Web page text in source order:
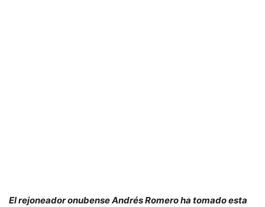
El rejoneador onubense Andrés Romero ha tomado esta